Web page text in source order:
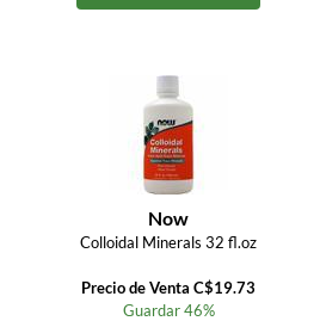
Now
Colloidal Minerals 32 fl.oz
Precio de Venta C$19.73
Guardar 46%